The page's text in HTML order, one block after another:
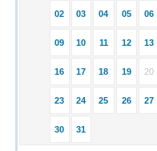
02 03 04 05 06
09 10 11 12 13
16 17 18 19 20
23 24 25 26 27
30 31